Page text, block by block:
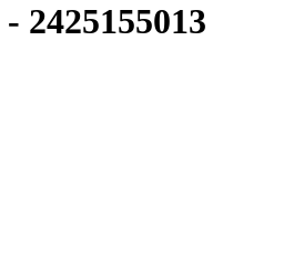
- 2425155013